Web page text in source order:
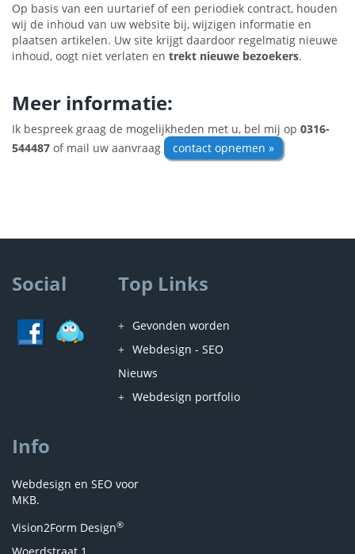
Op basis van een uurtarief of een periodiek contract, houden
wij de inhoud van uw website bij, wijzigen informatie en
plaatsen artikelen. Uw site krijgt daardoor regelmatig nieuwe
inhoud, oogt niet verlaten en trekt nieuwe bezoekers.
Meer informatie:
Ik bespreek graag de mogelijkheden met u, bel mij op 0316-
544487 of mail uw aanvraag contact opnemen »
Social Top Links
Gevonden worden
Webdesign - SEO
Nieuws
Webdesign portfolio
Info
Webdesign en SEO voor
MKB.
Vision2Form Design®